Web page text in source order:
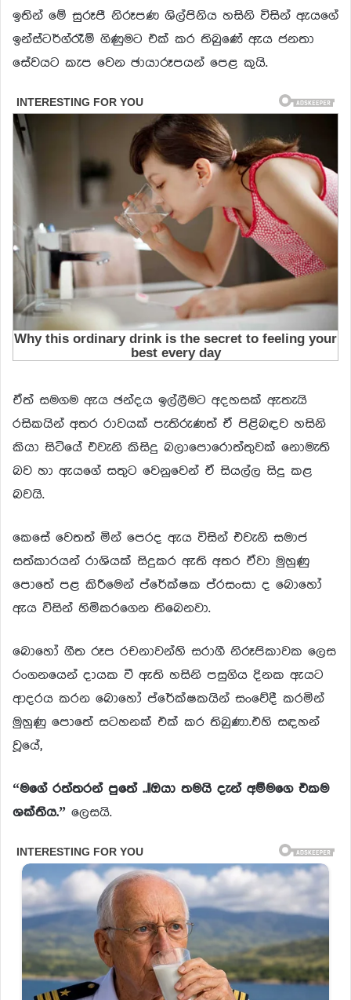
ඉතින් මේ සුරූපී නිරූපණ ශිල්පිනිය හසිනි විසින් ඇයගේ
ඉන්ස්ටර්ග්රෑම් ගිණුමට එක් කර තිබුණේ ඇය ජනතා
සේවයට කැප වෙන ඡායාරූපයන් පෙළ කුයි.
ඒත් සමගම ඇය ඡන්දය ඉල්ලීමට අදහසක් ඇතැයි
රසිකයින් අතර රාවයක් පැතිරුණත් ඒ පිළිබඳව හසිනි
කියා සිටියේ එවැනි කිසිදු බලාපොරොත්තුවක් නොමැති
බව හා ඇයගේ සතුට වෙනුවෙන් ඒ සියල්ල සිදු කළ
බවයි.
කෙසේ වෙතත් මින් පෙරද ඇය විසින් එවැනි සමාජ
සත්කාරයන් රාශියක් සිදුකර ඇති අතර ඒවා මුහුණු
පොතේ පළ කිරීමෙන් ප්රේක්ෂක ප්රසංසා ද බොහෝ
ඇය විසින් හිමිකරගෙන තිබෙනවා.
බොහෝ ගීත රූප රචනාවන්හි සරාගී නිරූපිකාවක ලෙස
රංගනයෙන් දායක වී ඇති හසිනි පසුගිය දිනක ඇයට
ආදරය කරන බොහෝ ප්රේක්ෂකයින් සංවේදී කරමින්
මුහුණු පොතේ සටහනක් එක් කර තිබුණා.එහි සඳහන්
වූයේ,
“මගේ රත්තරන් පුතේ ..!!ඔයා තමයි දැන් අම්මගෙ එකම
ශක්තිය.” ලෙසයි.